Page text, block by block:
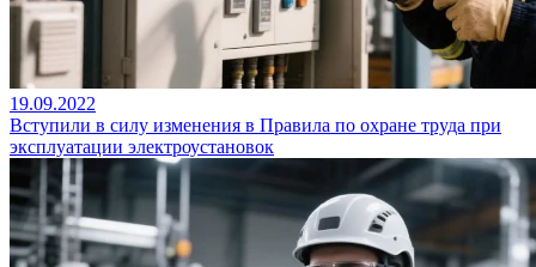
19.09.2022
Вступили в силу изменения в Правила по охране труда при
эксплуатации электроустановок